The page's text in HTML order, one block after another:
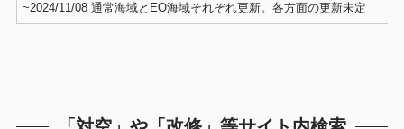
~2024/11/08 通常海域とEO海域それぞれ更新。各方面の更新未定